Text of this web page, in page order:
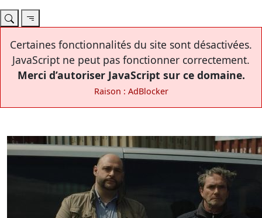
Certaines fonctionnalités du site sont désactivées.
JavaScript ne peut pas fonctionner correctement.
Merci d’autoriser JavaScript sur ce domaine.
Raison : AdBlocker